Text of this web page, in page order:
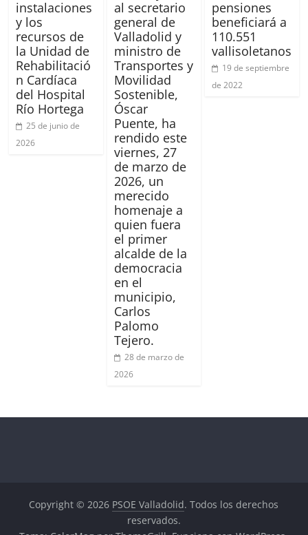
instalaciones
y los
recursos de
la Unidad de
Rehabilitació
n Cardíaca
del Hospital
Río Hortega
25 de junio de
2026
al secretario
general de
Valladolid y
ministro de
Transportes y
Movilidad
Sostenible,
Óscar
Puente, ha
rendido este
viernes, 27
de marzo de
2026, un
merecido
homenaje a
quien fuera
el primer
alcalde de la
democracia
en el
municipio,
Carlos
Palomo
Tejero.
28 de marzo de
2026
pensiones
beneficiará a
110.551
vallisoletanos
19 de septiembre
de 2022
Copyright © 2026 PSOE Valladolid. Todos los derechos
reservados.